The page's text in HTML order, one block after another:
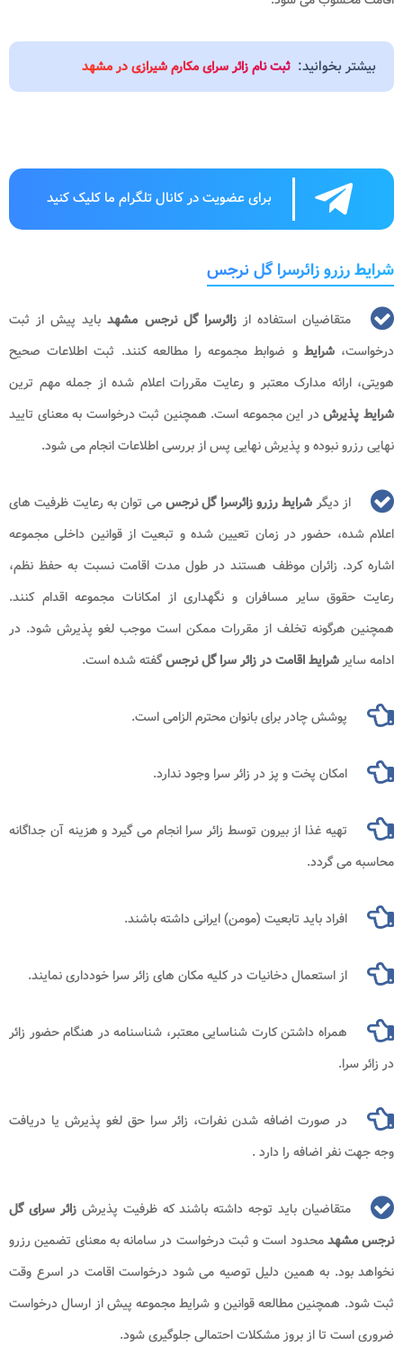
بیشتر بخوانید: ثبت نام زائر سرای مکارم شیرازی در مشهد
برای عضویت در کانال تلگرام ما کلیک کنید
شرایط رزرو زائرسرا گل نرجس
متقاضیان استفاده از زائرسرا گل نرجس مشهدباید پیش از ثبت
درخواست،شرایطو ضوابط مجموعه را مطالعه کنند. ثبت اطلاعات صحیح
هویتی، ارائه مدارک معتبر و رعایت مقررات اعلام شده از جمله مهم ترین
شرایط پذیرشدر این مجموعه است. همچنین ثبت درخواست به معنای تایید
نهایی رزرو نبوده و پذیرش نهایی پس از بررسی اطلاعات انجام می شود.
از دیگر شرایط رزرو زائرسرا گل نرجسمی توان به رعایت ظرفیت های
اعلام شده، حضور در زمان تعیین شده و تبعیت از قوانین داخلی مجموعه
اشاره کرد. زائران موظف هستند در طول مدت اقامت نسبت به حفظ نظم،
رعایت حقوق سایر مسافران و نگهداری از امکانات مجموعه اقدام کنند.
همچنین هرگونه تخلف از مقررات ممکن است موجب لغو پذیرش شود. در
ادامه سایرشرایط اقامت در زائر سرا گل نرجسگفته شده است.
پوشش چادر برای بانوان محترم الزامی است.
امکان پخت و پز در زائر سرا وجود ندارد.
تهیه غذا از بیرون توسط زائر سرا انجام می گیرد و هزینه آن جداگانه
محاسبه می گردد.
افراد باید تابعیت (مومن)‌ ایرانی داشته باشند.
از استعمال دخانیات در کلیه مکان های زائر سرا خودداری نمایند.
همراه داشتن کارت شناسایی معتبر، شناسنامه در هنگام حضور زائر
در زائر سرا.
در صورت اضافه شدن نفرات، زائر سرا حق لغو پذیرش یا دریافت
وجه جهت نفر اضافه را دارد .
متقاضیان باید توجه داشته باشند که ظرفیت پذیرش زائر سرای گل
نرجس مشهدمحدود است و ثبت درخواست در سامانه به معنای تضمین رزرو
نخواهد بود. به همین دلیل توصیه می شود درخواست اقامت در اسرع وقت
ثبت شود. همچنین مطالعه قوانین و شرایط مجموعه پیش از ارسال درخواست
ضروری است تا از بروز مشکلات احتمالی جلوگیری شود.